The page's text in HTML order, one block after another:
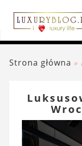
Strona główna »